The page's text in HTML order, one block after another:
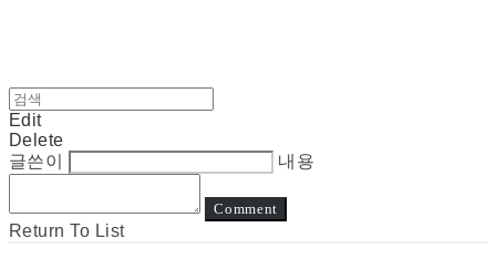
Edit
Delete
글쓴이
내용
Comment
Return To List